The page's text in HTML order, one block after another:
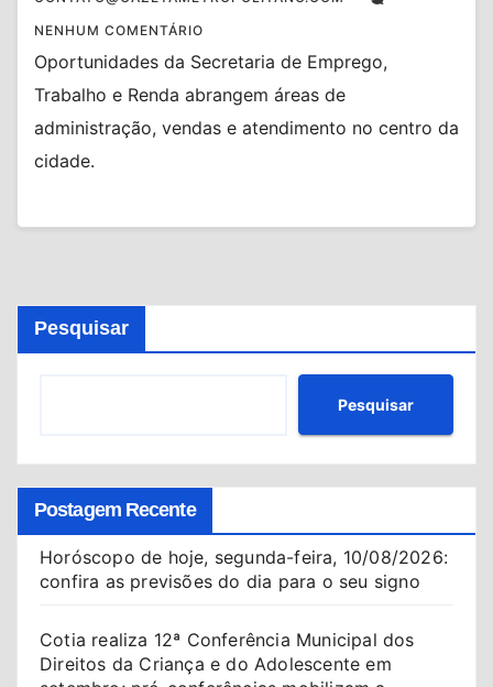
NENHUM COMENTÁRIO
Oportunidades da Secretaria de Emprego,
Trabalho e Renda abrangem áreas de
administração, vendas e atendimento no centro da
cidade.
Pesquisar
Pesquisar
Postagem Recente
Horóscopo de hoje, segunda-feira, 10/08/2026:
confira as previsões do dia para o seu signo
Cotia realiza 12ª Conferência Municipal dos
Direitos da Criança e do Adolescente em